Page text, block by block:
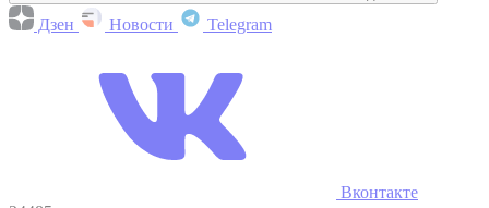
Дзен Новости Telegram
Вконтакте